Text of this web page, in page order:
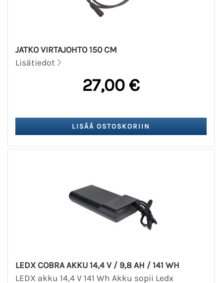
JATKO VIRTAJOHTO 150 CM
Lisätiedot
27,00 €
LEDX COBRA AKKU 14,4 V / 9,8 AH / 141 WH
LEDX akku 14,4 V 141 Wh Akku sopii Ledx